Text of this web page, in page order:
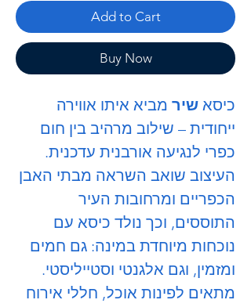
Add to Cart
Buy Now
כיסא שיר מביא איתו אווירה
ייחודית – שילוב מרהיב בין חום
כפרי לנגיעה אורבנית עדכנית.
העיצוב שואב השראה מבתי האבן
הכפריים ומרחובות העיר
התוססים, וכך נולד כיסא עם
נוכחות מיוחדת במינה: גם חמים
ומזמין, וגם אלגנטי וסטייליסטי.
מתאים לפינות אוכל, חללי אירוח